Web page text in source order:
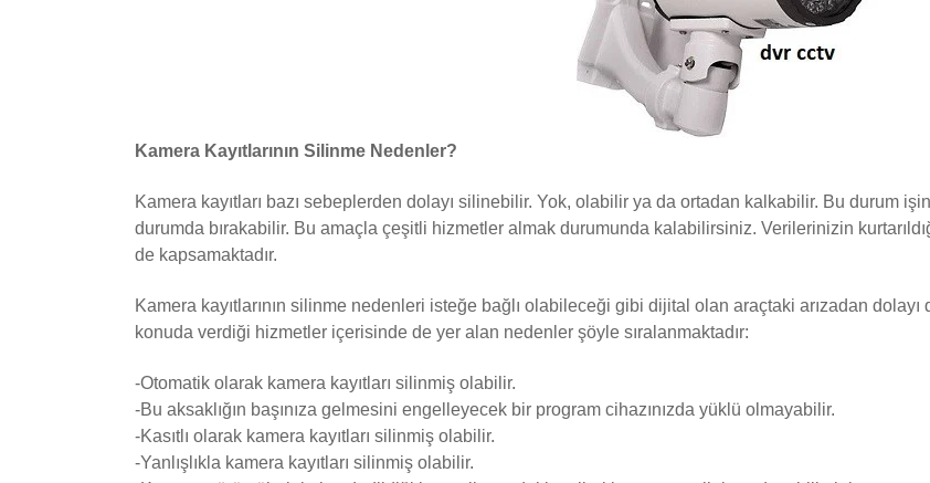
Kamera Kayıtlarının Silinme Nedenler?
Kamera kayıtları bazı sebeplerden dolayı silinebilir. Yok, olabilir ya da ortadan kalkabilir. Bu durum
durumda bırakabilir. Bu amaçla çeşitli hizmetler almak durumunda kalabilirsiniz. Verilerinizin
de kapsamaktadır.
Kamera kayıtlarının silinme nedenleri isteğe bağlı olabileceği gibi dijital olan araçtaki arızadan
konuda verdiği hizmetler içerisinde de yer alan nedenler şöyle sıralanmaktadır:
-Otomatik olarak kamera kayıtları silinmiş olabilir.
-Bu aksaklığın başınıza gelmesini engelleyecek bir program cihazınızda yüklü olmayabilir.
-Kasıtlı olarak kamera kayıtları silinmiş olabilir.
-Yanlışlıkla kamera kayıtları silinmiş olabilir.